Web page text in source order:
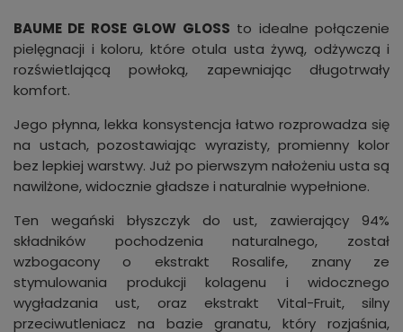
BAUME DE ROSE GLOW GLOSS to idealne połączenie
pielęgnacji i koloru, które otula usta żywą, odżywczą i
rozświetlającą powłoką, zapewniając długotrwały
komfort.
Jego płynna, lekka konsystencja łatwo rozprowadza się
na ustach, pozostawiając wyrazisty, promienny kolor
bez lepkiej warstwy. Już po pierwszym nałożeniu usta są
nawilżone, widocznie gładsze i naturalnie wypełnione.
Ten wegański błyszczyk do ust, zawierający 94%
składników pochodzenia naturalnego, został
wzbogacony o ekstrakt Rosalife, znany ze
stymulowania produkcji kolagenu i widocznego
wygładzania ust, oraz ekstrakt Vital-Fruit, silny
przeciwutleniacz na bazie granatu, który rozjaśnia,